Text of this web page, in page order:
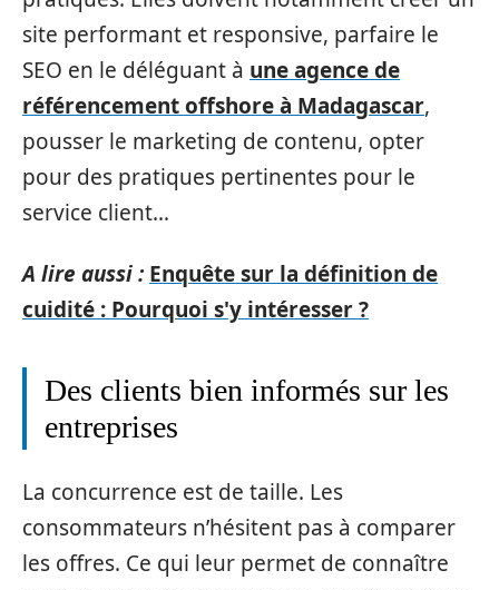
site performant et responsive, parfaire le
SEO en le déléguant à une agence de
référencement offshore à Madagascar,
pousser le marketing de contenu, opter
pour des pratiques pertinentes pour le
service client…
A lire aussi : Enquête sur la définition de
cuidité : Pourquoi s'y intéresser ?
Des clients bien informés sur les
entreprises
La concurrence est de taille. Les
consommateurs n’hésitent pas à comparer
les offres. Ce qui leur permet de connaître